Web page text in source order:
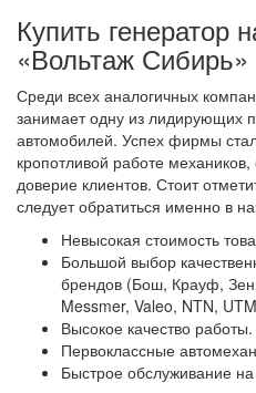
Купить генератор
«Вольтаж Сибирь»
Среди всех аналогичных
занимает одну из лидирующих
автомобилей. Успех фирмы
кропотливой работе
доверие клиентов. Стоит
следует обратиться именно в
Невысокая стоимость
Большой выбор
брендов (Бош, Крауф,
Messmer, Valeo, NTN,
Высокое качество работы.
Первоклассные
Быстрое обслуживание